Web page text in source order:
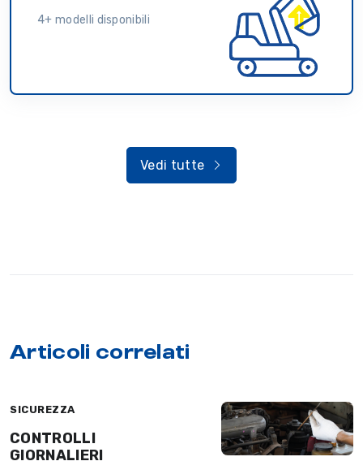
4+ modelli disponibili
Vedi tutte
Articoli correlati
SICUREZZA
CONTROLLI
GIORNALIERI